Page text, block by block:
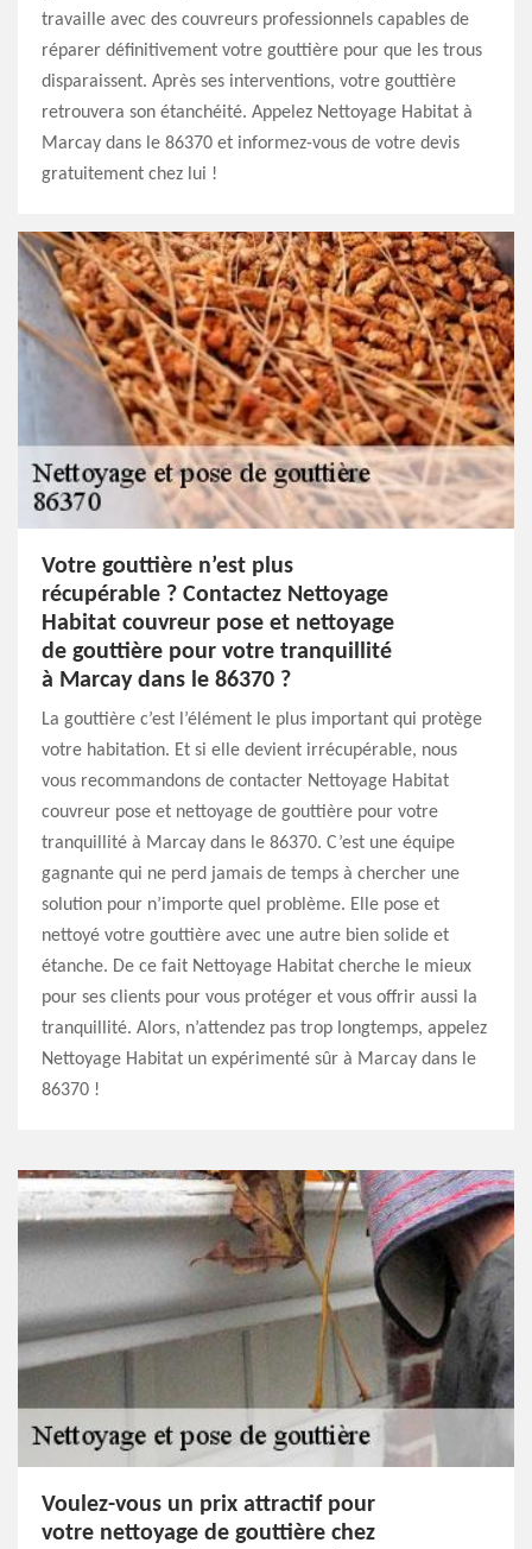
travaille avec des couvreurs professionnels capables de
réparer définitivement votre gouttière pour que les trous
disparaissent. Après ses interventions, votre gouttière
retrouvera son étanchéité. Appelez Nettoyage Habitat à
Marcay dans le 86370 et informez-vous de votre devis
gratuitement chez lui !
Votre gouttière n’est plus
récupérable ? Contactez Nettoyage
Habitat couvreur pose et nettoyage
de gouttière pour votre tranquillité
à Marcay dans le 86370 ?
La gouttière c’est l’élément le plus important qui protège
votre habitation. Et si elle devient irrécupérable, nous
vous recommandons de contacter Nettoyage Habitat
couvreur pose et nettoyage de gouttière pour votre
tranquillité à Marcay dans le 86370. C’est une équipe
gagnante qui ne perd jamais de temps à chercher une
solution pour n’importe quel problème. Elle pose et
nettoyé votre gouttière avec une autre bien solide et
étanche. De ce fait Nettoyage Habitat cherche le mieux
pour ses clients pour vous protéger et vous offrir aussi la
tranquillité. Alors, n’attendez pas trop longtemps, appelez
Nettoyage Habitat un expérimenté sûr à Marcay dans le
86370 !
Voulez-vous un prix attractif pour
votre nettoyage de gouttière chez